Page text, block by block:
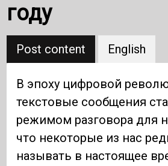
году
Post content English
В эпоху цифровой
текстовые сообщения
режимом разговора для
что некоторые из нас
называть в настоящее